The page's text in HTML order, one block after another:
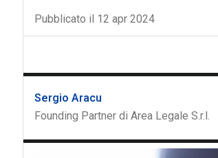
Pubblicato il 12 apr 2024
Sergio Aracu
Founding Partner di Area Legale S.r.l.